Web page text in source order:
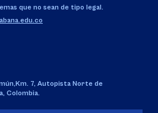
que no sean de tipo legal.
Km. 7, Autopista Norte de
Colombia.